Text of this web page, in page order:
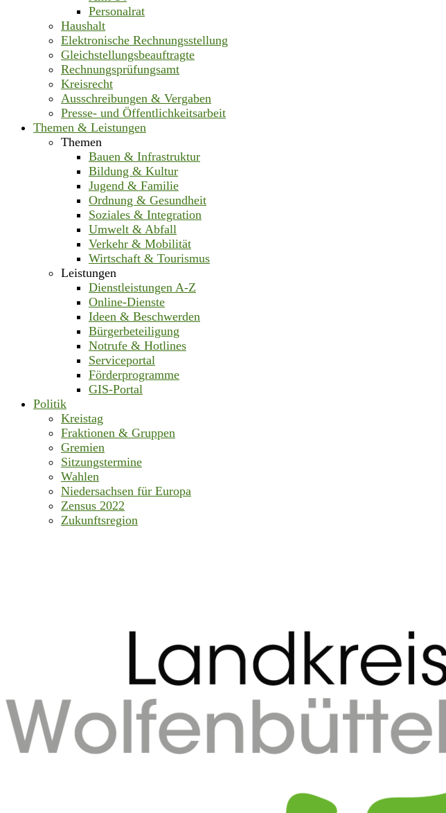
Personalrat
Haushalt
Elektronische Rechnungsstellung
Gleichstellungsbeauftragte
Rechnungsprüfungsamt
Kreisrecht
Ausschreibungen & Vergaben
Presse- und Öffentlichkeitsarbeit
Themen & Leistungen
Themen
Bauen & Infrastruktur
Bildung & Kultur
Jugend & Familie
Ordnung & Gesundheit
Soziales & Integration
Umwelt & Abfall
Verkehr & Mobilität
Wirtschaft & Tourismus
Leistungen
Dienstleistungen A-Z
Online-Dienste
Ideen & Beschwerden
Bürgerbeteiligung
Notrufe & Hotlines
Serviceportal
Förderprogramme
GIS-Portal
Politik
Kreistag
Fraktionen & Gruppen
Gremien
Sitzungstermine
Wahlen
Niedersachsen für Europa
Zensus 2022
Zukunftsregion